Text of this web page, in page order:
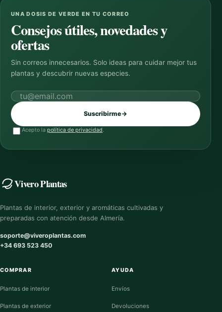
UNA DOSIS DE VERDE EN TU CORREO
Consejos útiles, novedades y
ofertas
Sin correos innecesarios. Solo ideas para cuidar mejor tus
plantas y descubrir nuevas especies.
Correo electrónico
Suscribirme→
Acepto la política de privacidad.
Vivero Plantas
Plantas de interior, exterior y aromáticas cultivadas y
preparadas con atención desde Almería.
soporte@viveroplantas.com
+34 693 523 450
COMPRAR
Plantas de interior
Plantas de exterior
AYUDA
Envíos
Devoluciones